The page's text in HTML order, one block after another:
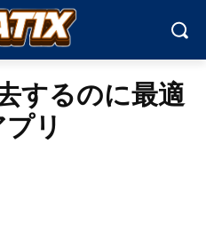
するのに最適
リ